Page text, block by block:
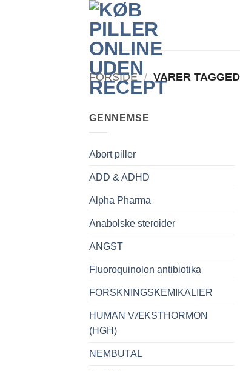
FORSIDE / VARER
GENNEMSE
Abort piller
ADD & ADHD
Alpha Pharma
Anabolske steroider
ANGST
Fluoroquinolon antibiotika
FORSKNINGSKEMIKALIER
HUMAN VÆKSTHORMON
(HGH)
NEMBUTAL